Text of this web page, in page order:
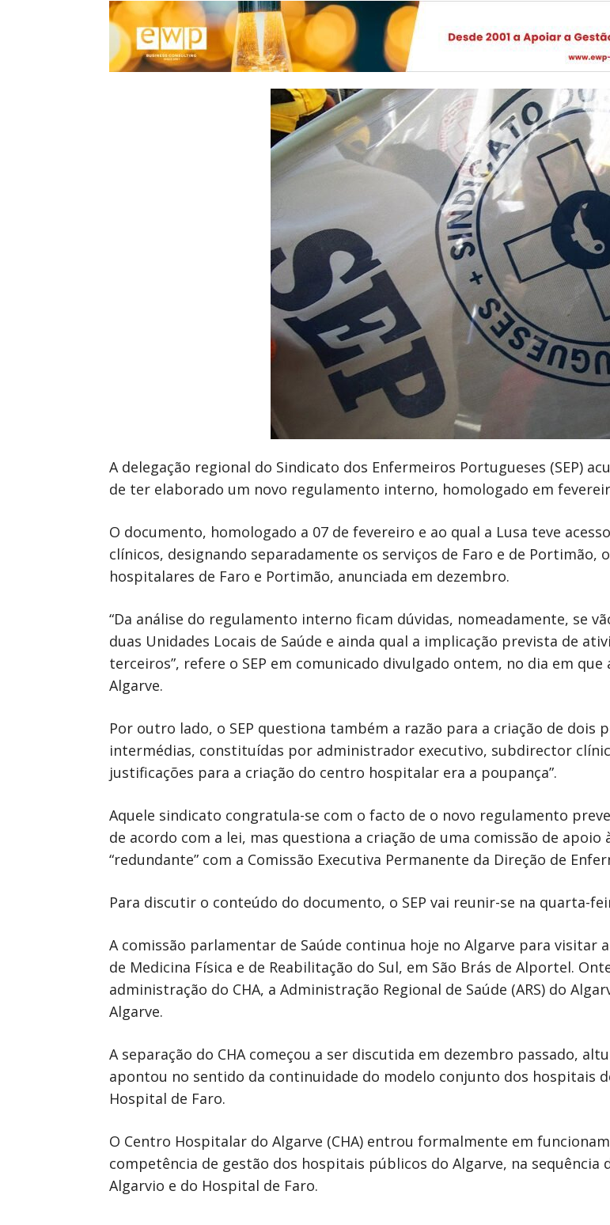
A delegação regional do Sindicato dos Enfermeiros Portugueses (SEP)
de ter elaborado um novo regulamento interno, homologado em
O documento, homologado a 07 de fevereiro e ao qual a Lusa teve
clínicos, designando separadamente os serviços de Faro e de Portimão,
hospitalares de Faro e Portimão, anunciada em dezembro.
“Da análise do regulamento interno ficam dúvidas, nomeadamente, se
duas Unidades Locais de Saúde e ainda qual a implicação prevista de
terceiros”, refere o SEP em comunicado divulgado ontem, no dia em
Algarve.
Por outro lado, o SEP questiona também a razão para a criação de
intermédias, constituídas por administrador executivo, subdirector
justificações para a criação do centro hospitalar era a poupança”.
Aquele sindicato congratula-se com o facto de o novo regulamento
de acordo com a lei, mas questiona a criação de uma comissão de
“redundante” com a Comissão Executiva Permanente da Direção de
Para discutir o conteúdo do documento, o SEP vai reunir-se na quarta-
A comissão parlamentar de Saúde continua hoje no Algarve para visitar
de Medicina Física e de Reabilitação do Sul, em São Brás de Alportel.
administração do CHA, a Administração Regional de Saúde (ARS) do
Algarve.
A separação do CHA começou a ser discutida em dezembro passado,
apontou no sentido da continuidade do modelo conjunto dos hospitais
Hospital de Faro.
O Centro Hospitalar do Algarve (CHA) entrou formalmente em
competência de gestão dos hospitais públicos do Algarve, na
Algarvio e do Hospital de Faro.